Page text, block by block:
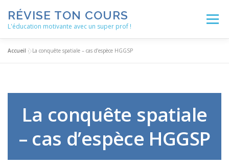
contenu
RÉVISE TON COURS
L'éducation motivante avec un super prof !
Menu
NOS SERVICES AUTRES RESSOURCES
Accueil »La conquête spatiale – cas d’espèce HGGSP
La conquête spatiale
– cas d’espèce HGGSP